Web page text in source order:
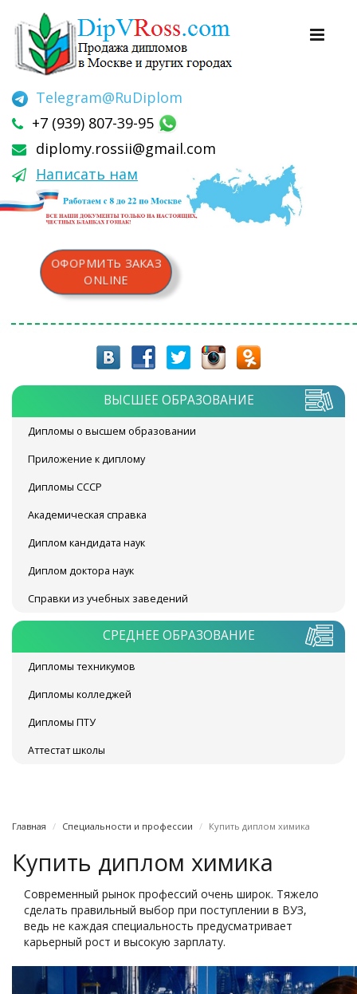
Telegram@RuDiplom
+7 (939) 807-39-95
diplomy.rossii@gmail.com
Написать нам
ОФОРМИТЬ ЗАКАЗ
ONLINE
ВЫСШЕЕ ОБРАЗОВАНИЕ
Дипломы о высшем образовании
Приложение к диплому
Дипломы СССР
Академическая справка
Диплом кандидата наук
Диплом доктора наук
Справки из учебных заведений
СРЕДНЕЕ ОБРАЗОВАНИЕ
Дипломы техникумов
Дипломы колледжей
Дипломы ПТУ
Аттестат школы
Главная Специальности и профессии Купить диплом химика
Купить диплом химика
Современный рынок профессий очень широк. Тяжело
сделать правильный выбор при поступлении в ВУЗ,
ведь не каждая специальность предусматривает
карьерный рост и высокую зарплату.